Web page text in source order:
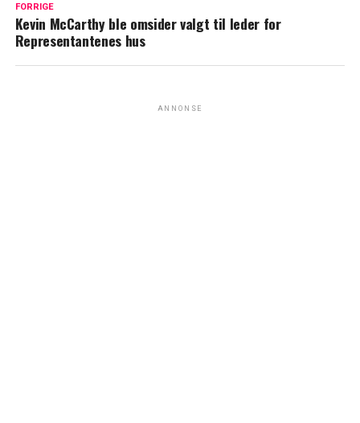
FORRIGE
Kevin McCarthy ble omsider valgt til leder for
Representantenes hus
ANNONSE